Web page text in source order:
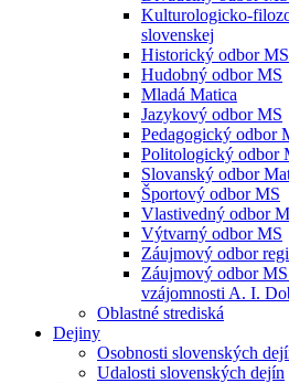
Kulturologicko-
slovenskej
Historický odbor MS
Hudobný odbor MS
Mladá Matica
Jazykový odbor MS
Pedagogický odbor
Politologický odbor
Slovanský odbor
Športový odbor MS
Vlastivedný odbor
Výtvarný odbor MS
Záujmový odbor
Záujmový odbor
vzájomnosti A. I.
Oblastné strediská
Dejiny
Osobnosti slovenských
Udalosti slovenských dejín